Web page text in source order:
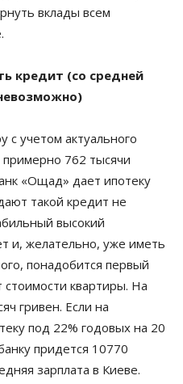
вклады всем
кредит (со средней
с учетом актуального
примерно 762 тысячи
«Ощад» дает ипотеку
такой кредит не
высокий
и, желательно, уже иметь
понадобится первый
стоимости квартиры. На
гривен. Если на
под 22% годовых на 20
придется 10770
зарплата в Киеве.